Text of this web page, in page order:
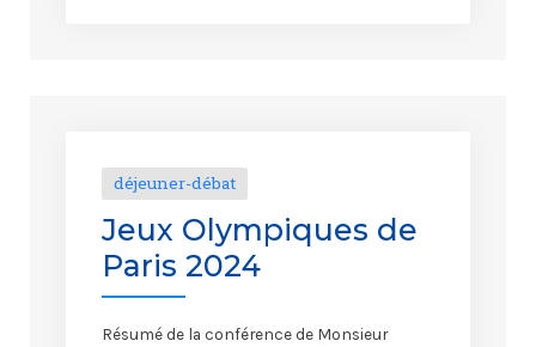
déjeuner-débat
Jeux Olympiques de
Paris 2024
Résumé de la conférence de Monsieur